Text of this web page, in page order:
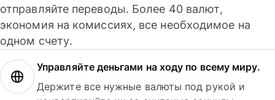
отправляйте переводы. Более 40 валют,
экономия на комиссиях, все необходимое на
одном счету.
Управляйте деньгами на ходу по всему миру.
Держите все нужные валюты под рукой и